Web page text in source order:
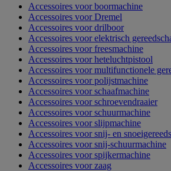
Accessoires voor boormachine
Accessoires voor Dremel
Accessoires voor drilboor
Accessoires voor elektrisch
Accessoires voor freesmachine
Accessoires voor heteluchtpistool
Accessoires voor multifunctionele
Accessoires voor polijstmachine
Accessoires voor schaafmachine
Accessoires voor schroevendraaier
Accessoires voor schuurmachine
Accessoires voor slijpmachine
Accessoires voor snij- en
Accessoires voor snij-schuurmachine
Accessoires voor spijkermachine
Accessoires voor zaag